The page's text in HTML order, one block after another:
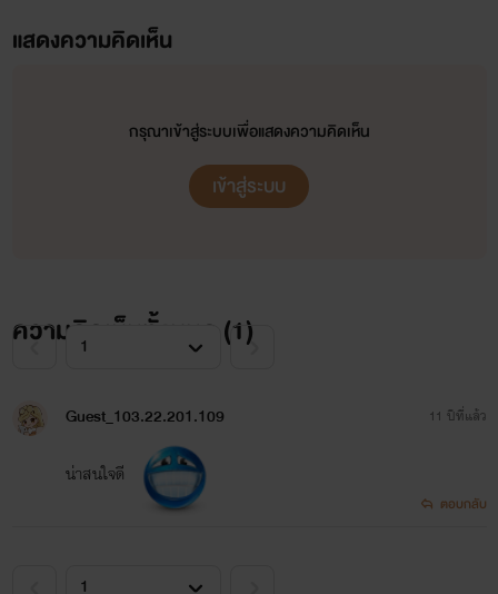
แสดงความคิดเห็น
กรุณาเข้าสู่ระบบเพื่อแสดงความคิดเห็น
เข้าสู่ระบบ
ความคิดเห็นทั้งหมด (1)
Guest_103.22.201.109
น่าสนใจดี
11 ปีที่แล้ว
ตอบกลับ